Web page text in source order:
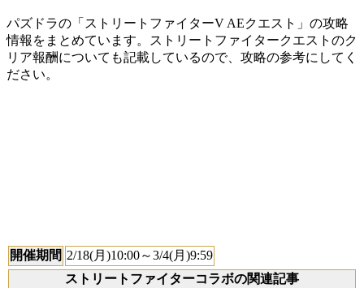
パズドラの「ストリートファイターV AEクエスト」の攻略
情報をまとめています。ストリートファイタークエストのク
リア報酬についても記載しているので、攻略の参考にしてく
ださい。
開催期間 2/18(月)10:00～3/4(月)9:59
ストリートファイターコラボの関連記事